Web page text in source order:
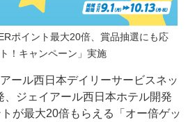
ポイント最大20倍、賞品抽選にも応
！キャンペーン」実施
ール西日本デイリーサービスネッ
、ジェイアール西日本ホテル開発
が最大20倍もらえる「オー倍ゲッ